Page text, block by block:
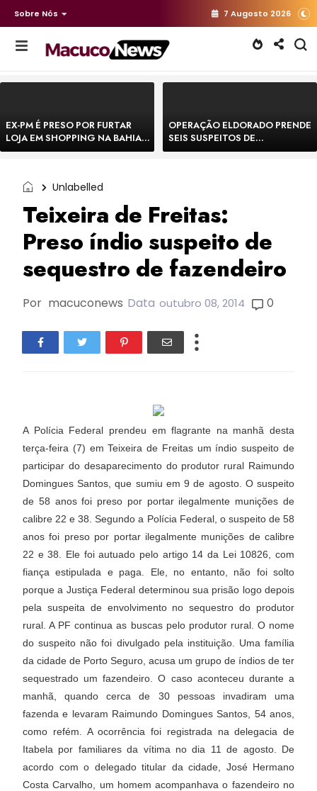
Sobre Nós 7 Augosto 2026
EX-PM É PRESO POR FURTAR
LOJA EM SHOPPING NA BAHIA E
ESCAPA CORRENDO DE
OPERAÇÃO ELDORADO PRENDE
SEIS SUSPEITOS DE
MOVIMENTAR R$ 25 MILHÕES
Unlabelled
Teixeira de Freitas:
Preso índio suspeito de
sequestro de fazendeiro
Por macuconews Data outubro 08, 2014 0
A Polícia Federal prendeu em flagrante na manhã desta
terça-feira (7) em Teixeira de Freitas um índio suspeito de
participar do desaparecimento do produtor rural Raimundo
Domingues Santos, que sumiu em 9 de agosto. O suspeito
de 58 anos foi preso por portar ilegalmente munições de
calibre 22 e 38. Segundo a Polícia Federal, o suspeito de 58
anos foi preso por portar ilegalmente munições de calibre
22 e 38. Ele foi autuado pelo artigo 14 da Lei 10826, com
fiança estipulada e paga. Ele, no entanto, não foi solto
porque a Justiça Federal determinou sua prisão logo depois
pela suspeita de envolvimento no sequestro do produtor
rural. A PF continua as buscas pelo produtor rural. O nome
do suspeito não foi divulgado pela instituição. Uma família
da cidade de Porto Seguro, acusa um grupo de índios de ter
sequestrado um fazendeiro. O caso aconteceu durante a
manhã, quando cerca de 30 pessoas invadiram uma
fazenda e levaram Raimundo Domingues Santos, 54 anos,
como refém. A ocorrência foi registrada na delegacia de
Itabela por familiares da vítima no dia 11 de agosto. De
acordo com o delegado titular da cidade, José Hermano
Costa Carvalho, um homem acompanhava o fazendeiro no